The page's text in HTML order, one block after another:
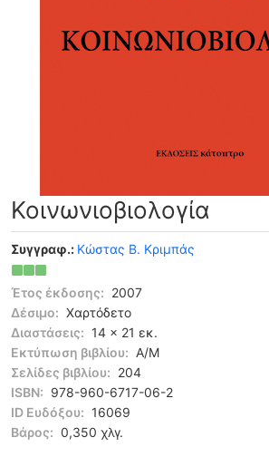
Κοινωνιοβιολογία
Συγγραφ.: Κώστας Β. Κριμπάς
Έτος έκδοσης: 2007
Δέσιμο: Χαρτόδετο
Διαστάσεις: 14 x 21 εκ.
Εκτύπωση βιβλίου: Α/Μ
Σελίδες βιβλίου: 204
ISBN: 978-960-6717-06-2
ID Ευδόξου: 16069
Βάρος: 0,350 χλγ.